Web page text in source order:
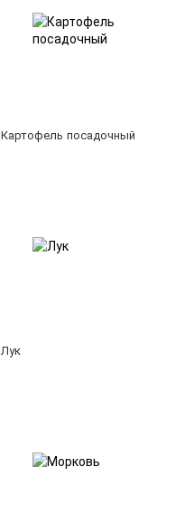
Картофель посадочный
Лук